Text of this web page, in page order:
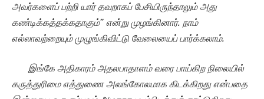
அவர்களைப் பற்றி யார் தவறாகப் பேசியிருந்தாலும் அது
கண்டிக்கத்தக்கதாகும்” என்று முழங்கினார். நாம்
எல்லாவற்றையும் முழுங்கிவிட்டு வேலையைப் பார்க்கலாம்.
இங்கே அதிகாரம் அதலபாதாளம் வரை பாய்கிற நிலையில்
கருத்துரிமை எத்துணை அலங்கோலமாக கிடக்கிறது என்பதை